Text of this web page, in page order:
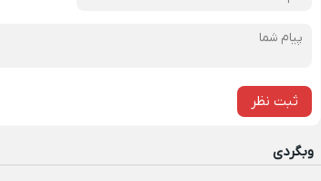
ثبت نظر
وبگردی